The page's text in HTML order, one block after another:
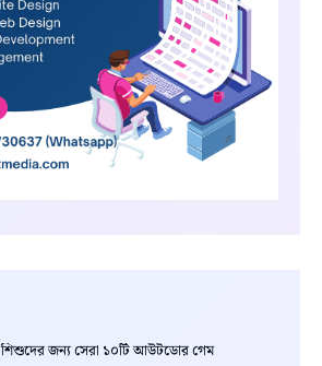
শিশুদের জন্য সেরা ১০টি আউটডোর গেম